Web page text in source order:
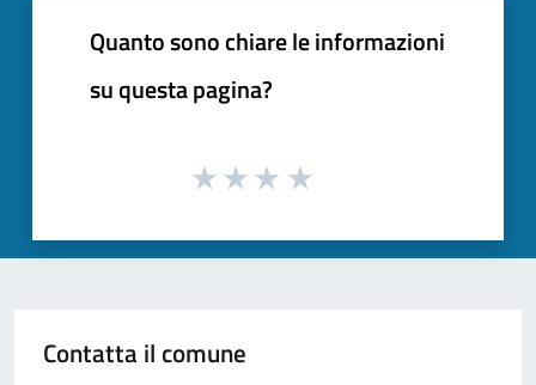
Quanto sono chiare le informazioni
su questa pagina?
Contatta il comune